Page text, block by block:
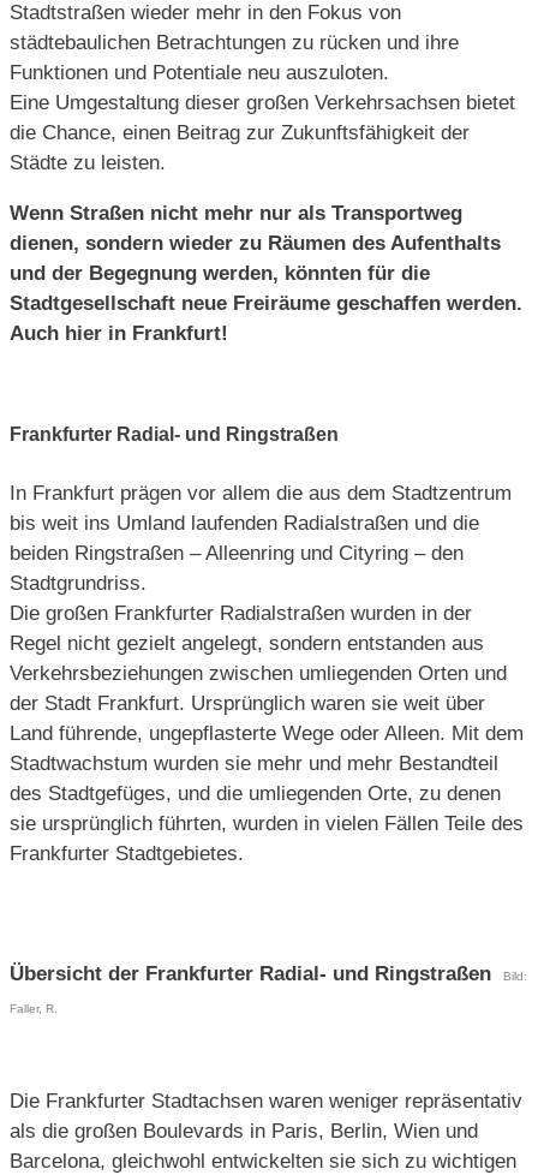
Stadtstraßen wieder mehr in den Fokus von
städtebaulichen Betrachtungen zu rücken und ihre
Funktionen und Potentiale neu auszuloten.
Eine Umgestaltung dieser großen Verkehrsachsen bietet
die Chance, einen Beitrag zur Zukunftsfähigkeit der
Städte zu leisten.
Wenn Straßen nicht mehr nur als Transportweg
dienen, sondern wieder zu Räumen des Aufenthalts
und der Begegnung werden, könnten für die
Stadtgesellschaft neue Freiräume geschaffen werden.
Auch hier in Frankfurt!
Frankfurter Radial- und Ringstraßen
In Frankfurt prägen vor allem die aus dem Stadtzentrum
bis weit ins Umland laufenden Radialstraßen und die
beiden Ringstraßen – Alleenring und Cityring – den
Stadtgrundriss.
Die großen Frankfurter Radialstraßen wurden in der
Regel nicht gezielt angelegt, sondern entstanden aus
Verkehrsbeziehungen zwischen umliegenden Orten und
der Stadt Frankfurt. Ursprünglich waren sie weit über
Land führende, ungepflasterte Wege oder Alleen. Mit dem
Stadtwachstum wurden sie mehr und mehr Bestandteil
des Stadtgefüges, und die umliegenden Orte, zu denen
sie ursprünglich führten, wurden in vielen Fällen Teile des
Frankfurter Stadtgebietes.
Übersicht der Frankfurter Radial- und Ringstraßen Bild:
Faller, R.
Die Frankfurter Stadtachsen waren weniger repräsentativ
als die großen Boulevards in Paris, Berlin, Wien und
Barcelona, gleichwohl entwickelten sie sich zu wichtigen